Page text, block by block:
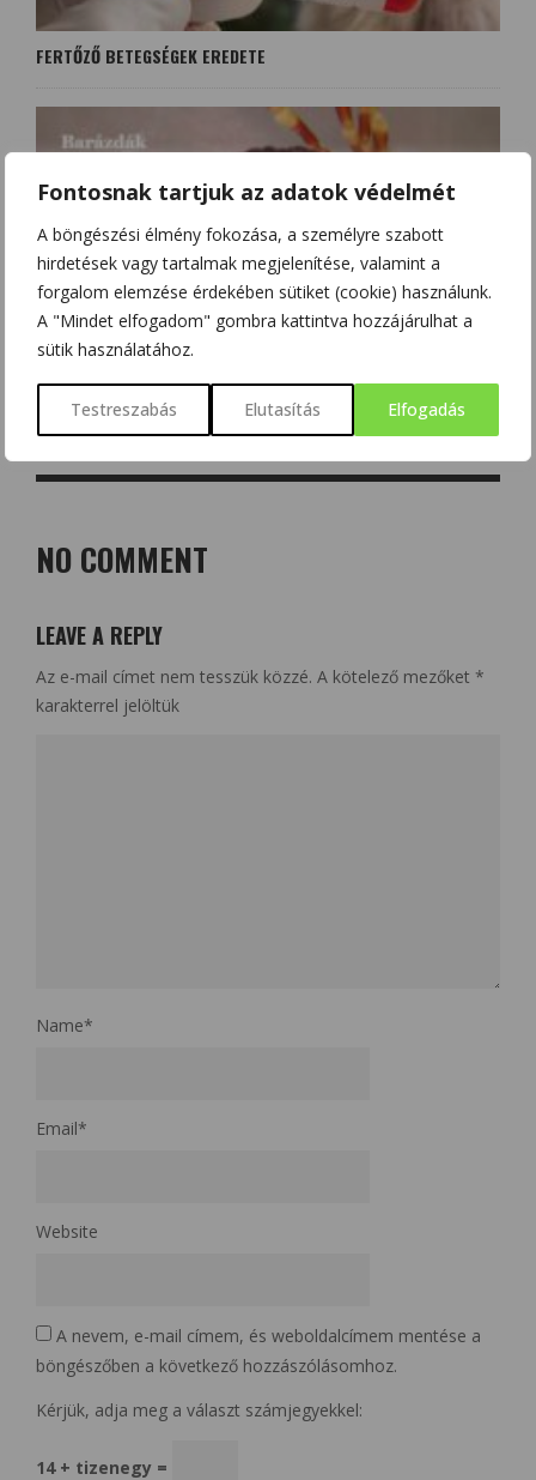
Fontosnak tartjuk az adatok védelmét
A böngészési élmény fokozása, a személyre szabott
hirdetések vagy tartalmak megjelenítése, valamint a
forgalom elemzése érdekében sütiket (cookie) használunk.
A "Mindet elfogadom" gombra kattintva hozzájárulhat a
sütik használatához.
Testreszabás Elutasítás Elfogadás
FERTŐZŐ BETEGSÉGEK EREDETE
KRÍMI-KONGÓI VÉRZÉSES LÁZ ÉS A HYALOMMA KULLANCSOK
NO COMMENT
LEAVE A REPLY
Az e-mail címet nem tesszük közzé. A kötelező mezőket *
karakterrel jelöltük
Name*
Email*
Website
A nevem, e-mail címem, és weboldalcímem mentése a
böngészőben a következő hozzászólásomhoz.
Kérjük, adja meg a választ számjegyekkel:
14 + tizenegy =